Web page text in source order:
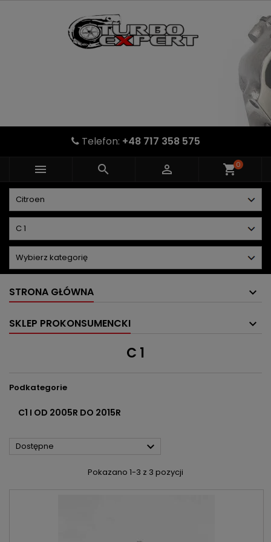
Telefon: +48 717 358 575
   shopping_cart0
STRONA GŁÓWNA
SKLEP PROKONSUMENCKI
C 1
Podkategorie
C1 I OD 2005R DO 2015R
Dostępne 
Pokazano 1-3 z 3 pozycji